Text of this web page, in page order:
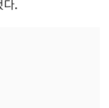
다.